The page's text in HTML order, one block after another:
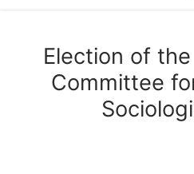
Election of
Committee